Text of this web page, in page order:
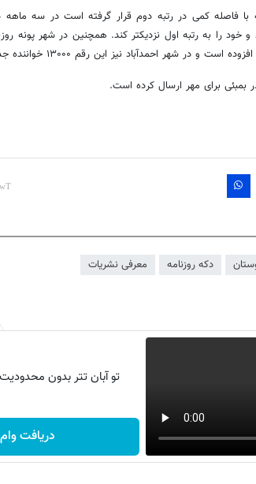
با فاصله کمی در رتبه دوم قرار گرفته است در سه
و خود را به رتبه اول نزدیکتر کند. همچنین در شهر پونه
بمبئی برای مهر ارسال کرده است.
دکه روزنامه معرفی نشریات
تو آبان تتر بدون
دریافت وام
مرداد ۱۴۰۵ روزنامه‌های اقتصادی شنبه